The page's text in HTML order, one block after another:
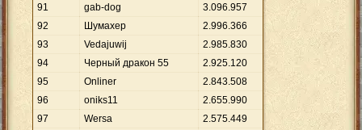
91
gab-dog 3.096.957
92
Шумахер 2.996.366
93
Vedajuwij 2.985.830
94
Черный дракон 55 2.925.120
95
Onliner 2.843.508
96
oniks11 2.655.990
97
Wersa 2.575.449